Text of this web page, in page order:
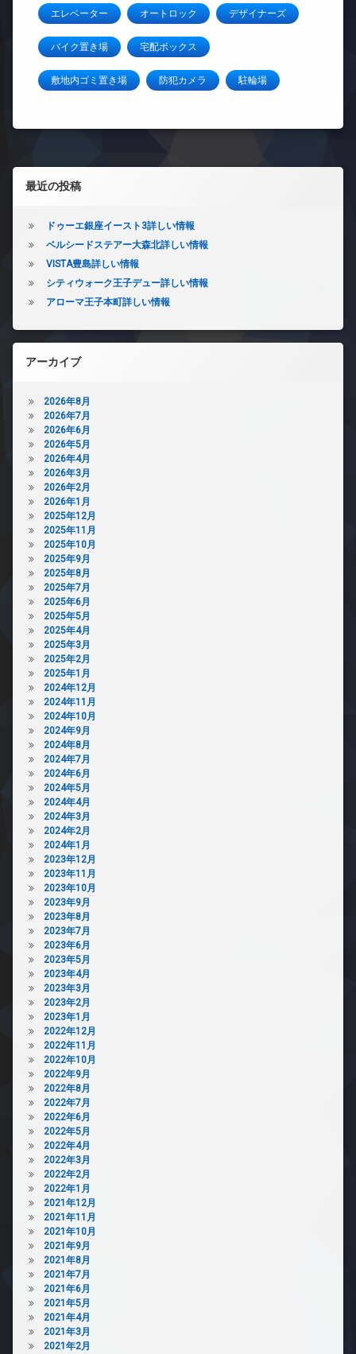
エレベーター オートロック デザイナーズ
バイク置き場 宅配ボックス
敷地内ゴミ置き場 防犯カメラ 駐輪場
左サイドバー
最近の投稿
ドゥーエ銀座イースト3詳しい情報
ベルシードステアー大森北詳しい情報
VISTA豊島詳しい情報
シティウォーク王子デュー詳しい情報
アローマ王子本町詳しい情報
アーカイブ
2026年8月
2026年7月
2026年6月
2026年5月
2026年4月
2026年3月
2026年2月
2026年1月
2025年12月
2025年11月
2025年10月
2025年9月
2025年8月
2025年7月
2025年6月
2025年5月
2025年4月
2025年3月
2025年2月
2025年1月
2024年12月
2024年11月
2024年10月
2024年9月
2024年8月
2024年7月
2024年6月
2024年5月
2024年4月
2024年3月
2024年2月
2024年1月
2023年12月
2023年11月
2023年10月
2023年9月
2023年8月
2023年7月
2023年6月
2023年5月
2023年4月
2023年3月
2023年2月
2023年1月
2022年12月
2022年11月
2022年10月
2022年9月
2022年8月
2022年7月
2022年6月
2022年5月
2022年4月
2022年3月
2022年2月
2022年1月
2021年12月
2021年11月
2021年10月
2021年9月
2021年8月
2021年7月
2021年6月
2021年5月
2021年4月
2021年3月
2021年2月